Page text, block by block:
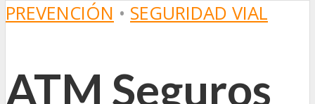
PREVENCIÓN • SEGURIDAD VIAL
ATM Seguros